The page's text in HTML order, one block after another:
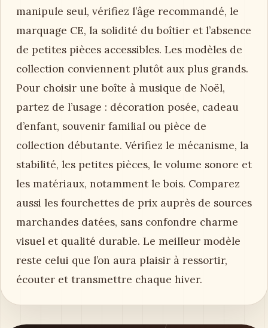
manipule seul, vérifiez l’âge recommandé, le
marquage CE, la solidité du boîtier et l’absence
de petites pièces accessibles. Les modèles de
collection conviennent plutôt aux plus grands.
Pour choisir une boîte à musique de Noël,
partez de l’usage : décoration posée, cadeau
d’enfant, souvenir familial ou pièce de
collection débutante. Vérifiez le mécanisme, la
stabilité, les petites pièces, le volume sonore et
les matériaux, notamment le bois. Comparez
aussi les fourchettes de prix auprès de sources
marchandes datées, sans confondre charme
visuel et qualité durable. Le meilleur modèle
reste celui que l’on aura plaisir à ressortir,
écouter et transmettre chaque hiver.